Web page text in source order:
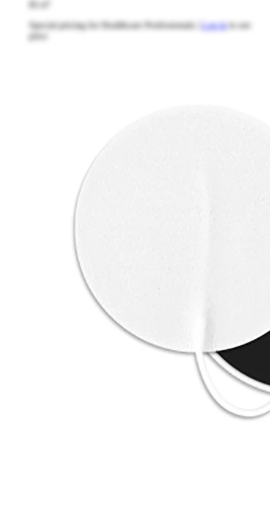
Special pricing for Healthcare Professionals | Log into see
price